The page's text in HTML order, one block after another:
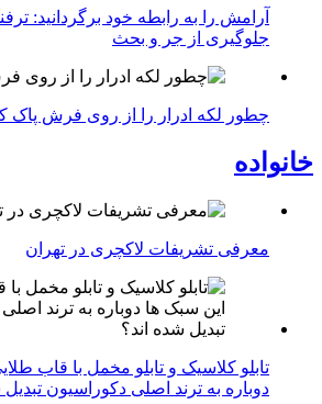
آرامش را به رابطه خود برگردانید:
جلوگیری از جر و بحث
چطور لکه ادرار را از روی فرش پاک
خانواده
معرفی تشریفات لاکچری در تهران
تابلو کلاسیک و تابلو مخمل با قاب
دوباره به ترند اصلی دکوراسیون